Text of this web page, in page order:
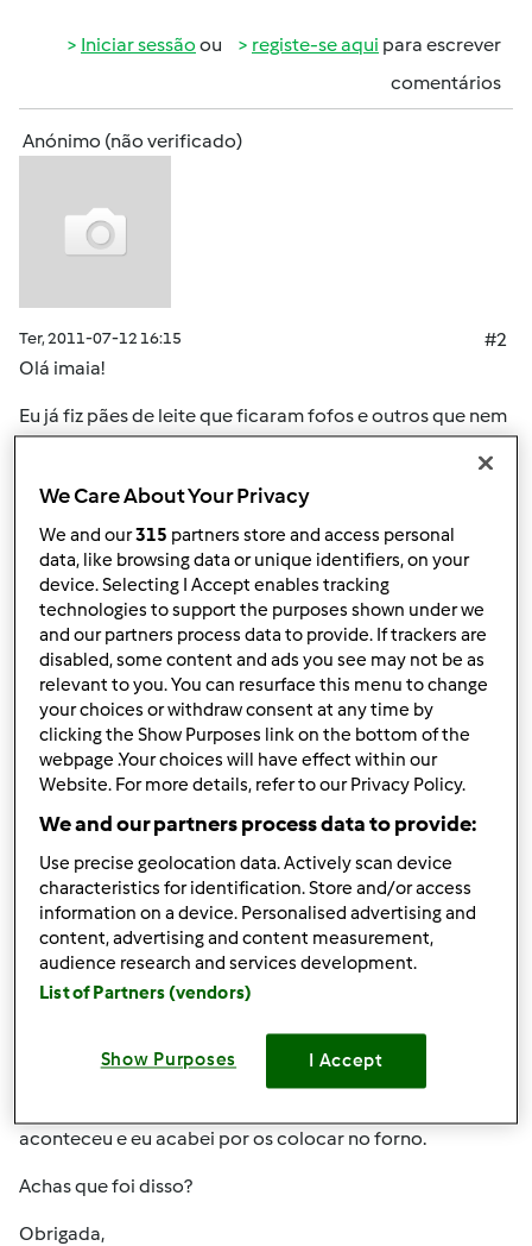
Iniciar sessão ou registe-se aqui para escrever
comentários
Anónimo (não verificado)
Ter, 2011-07-12 16:15
#2
Olá imaia!
Eu já fiz pães de leite que ficaram fofos e outros que nem
por isso... Tem a ver com a levedação da massa. Se não
levedar correctamente eles ficam massudos depois de
cozidos. Penso que eles devem levedar por duas vezes,
não sei de cor...
Espero ter ajudado!
Topo
Iniciar sessãoou registe-se aquipara escrever
comentários
Ter, 2011-07-12 16:48
Mas eu esperei 1º 10m e depois dizia para os deixar
aconteceu e eu acabei por os colocar no forno.
Achas que foi disso?
Obrigada,
We Care About Your Privacy
We and our315 partners store and access personal
data, like browsing data or unique identifiers, on your
device. Selecting I Accept enables tracking
technologies to support the purposes shown under we
and our partners process data to provide. If trackers are
disabled, some content and ads you see may not be as
relevant to you. You can resurface this menu to change
your choices or withdraw consent at any time by
clicking the Show Purposes link on the bottom of the
webpage .Your choices will have effect within our
Website. For more details, refer to our Privacy Policy.
We and our partners process data to provide:
Use precise geolocation data. Actively scan device
characteristics for identification. Store and/or access
information on a device. Personalised advertising and
content, advertising and content measurement,
audience research and services development.
List of Partners (vendors)
Show Purposes I Accept